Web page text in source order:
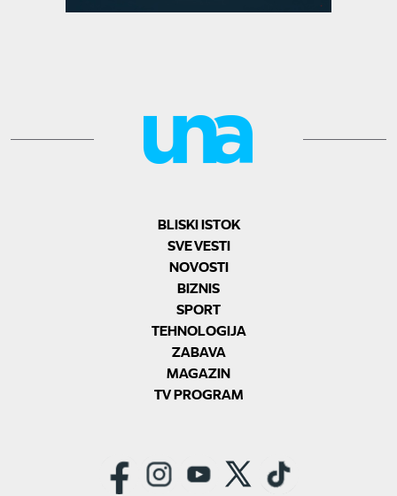
BLISKI ISTOK
SVE VESTI
NOVOSTI
BIZNIS
SPORT
TEHNOLOGIJA
ZABAVA
MAGAZIN
TV PROGRAM